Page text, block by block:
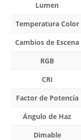
Lumen
Temperatura Color
Cambios de Escena
RGB
CRI
Factor de Potencia
Ángulo de Haz
Dimable